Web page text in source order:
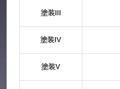
塗装III
塗装IV
塗装V